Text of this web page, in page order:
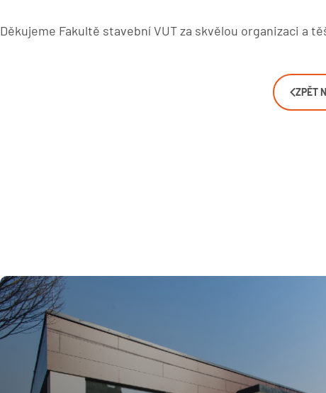
Děkujeme Fakultě stavební VUT za skvělou organizaci a
ZPĚT